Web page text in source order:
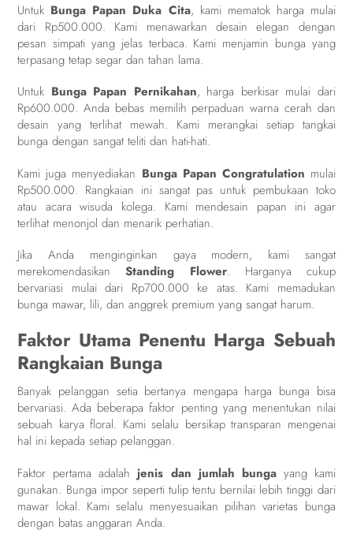
Untuk Bunga Papan Duka Cita, kami mematok harga mulai
dari Rp500.000. Kami menawarkan desain elegan dengan
pesan simpati yang jelas terbaca. Kami menjamin bunga yang
terpasang tetap segar dan tahan lama.
Untuk Bunga Papan Pernikahan, harga berkisar mulai dari
Rp600.000. Anda bebas memilih perpaduan warna cerah dan
desain yang terlihat mewah. Kami merangkai setiap tangkai
bunga dengan sangat teliti dan hati-hati.
Kami juga menyediakan Bunga Papan Congratulation mulai
Rp500.000. Rangkaian ini sangat pas untuk pembukaan toko
atau acara wisuda kolega. Kami mendesain papan ini agar
terlihat menonjol dan menarik perhatian.
Jika Anda menginginkan gaya modern, kami sangat
merekomendasikanStanding Flower. Harganya cukup
bervariasi mulai dari Rp700.000 ke atas. Kami memadukan
bunga mawar, lili, dan anggrek premium yang sangat harum.
Faktor Utama Penentu Harga Sebuah
Rangkaian Bunga
Banyak pelanggan setia bertanya mengapa harga bunga bisa
bervariasi. Ada beberapa faktor penting yang menentukan nilai
sebuah karya floral. Kami selalu bersikap transparan mengenai
hal ini kepada setiap pelanggan.
Faktor pertama adalahjenis dan jumlah bungayang kami
gunakan. Bunga impor seperti tulip tentu bernilai lebih tinggi dari
mawar lokal. Kami selalu menyesuaikan pilihan varietas bunga
dengan batas anggaran Anda.